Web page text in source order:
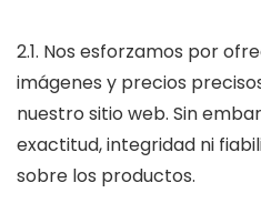
2.1. Nos esforzamos por
imágenes y precios
nuestro sitio web. Sin
exactitud, integridad ni
sobre los productos.